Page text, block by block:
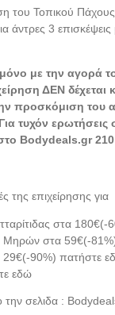
του Τοπικού
άντρες 3
με την αγορά
ΔΕΝ δέχεται
προσκόμιση του
τυχόν ερωτήσεις
Bodydeals.gr
της επιχείρησης για
στα
Μηρών στα 59€(-
90%) πατήστε
εδώ
σελιδα :